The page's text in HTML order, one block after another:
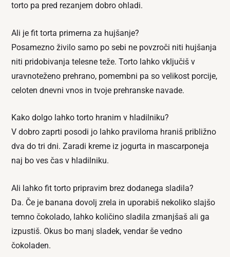
torto pa pred rezanjem dobro ohladi.
Ali je fit torta primerna za hujšanje?
Posamezno živilo samo po sebi ne povzroči niti hujšanja
niti pridobivanja telesne teže. Torto lahko vključiš v
uravnoteženo prehrano, pomembni pa so velikost porcije,
celoten dnevni vnos in tvoje prehranske navade.
Kako dolgo lahko torto hranim v hladilniku?
V dobro zaprti posodi jo lahko praviloma hraniš približno
dva do tri dni. Zaradi kreme iz jogurta in mascarponeja
naj bo ves čas v hladilniku.
Ali lahko fit torto pripravim brez dodanega sladila?
Da. Če je banana dovolj zrela in uporabiš nekoliko slajšo
temno čokolado, lahko količino sladila zmanjšaš ali ga
izpustiš. Okus bo manj sladek, vendar še vedno
čokoladen.